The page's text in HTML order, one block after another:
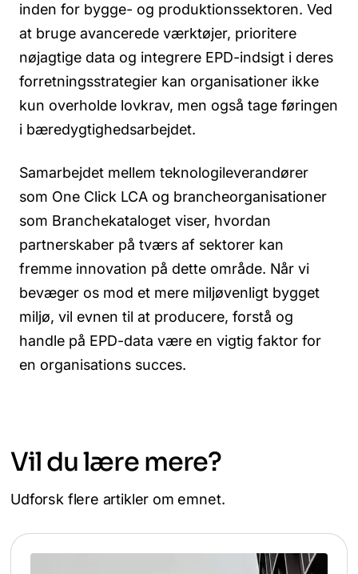
inden for bygge- og produktionssektoren. Ved
at bruge avancerede værktøjer, prioritere
nøjagtige data og integrere EPD-indsigt i deres
forretningsstrategier kan organisationer ikke
kun overholde lovkrav, men også tage føringen
i bæredygtighedsarbejdet.
Samarbejdet mellem teknologileverandører
som One Click LCA og brancheorganisationer
som Branchekataloget viser, hvordan
partnerskaber på tværs af sektorer kan
fremme innovation på dette område. Når vi
bevæger os mod et mere miljøvenligt bygget
miljø, vil evnen til at producere, forstå og
handle på EPD-data være en vigtig faktor for
en organisations succes.
Vil du lære mere?
Udforsk flere artikler om emnet.